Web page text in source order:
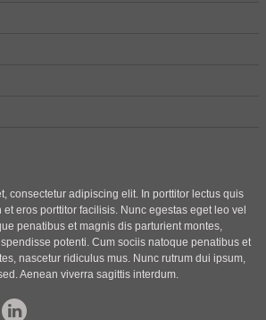
consectetur adipiscing elit. In porttitor lectus quis
eros porttitor facilisis. Nunc egestas eget leo vel
penatibus et magnis dis parturient montes,
potenti. Cum sociis natoque penatibus et
nascetur ridiculus mus. Nunc rutrum dui ipsum,
Aenean viverra sagittis interdum.